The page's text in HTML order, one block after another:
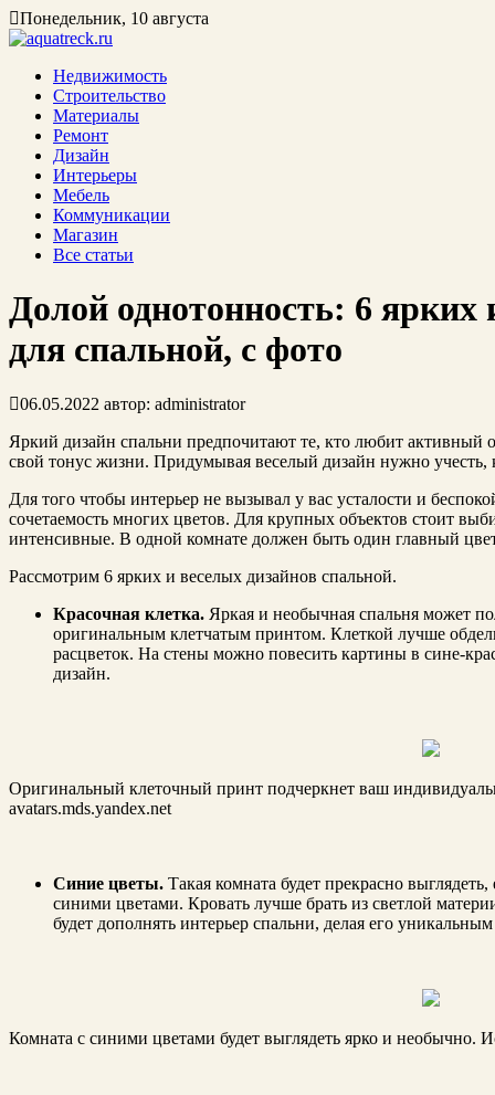
Понедельник, 10 августа
Недвижимость
Строительство
Материалы
Ремонт
Дизайн
Интерьеры
Мебель
Коммуникации
Магазин
Все статьи
Долой однотонность: 6 ярких
для спальной, с фото
06.05.2022 автор: administrator
Яркий дизайн спальни предпочитают те, кто любит активный
свой тонус жизни. Придумывая веселый дизайн нужно
Для того чтобы интерьер не вызывал у вас усталости и
сочетаемость многих цветов. Для крупных объектов стоит
интенсивные. В одной комнате должен быть один главный
Рассмотрим 6 ярких и веселых дизайнов спальной.
Красочная клетка. Яркая и необычная спальня может
оригинальным клетчатым принтом. Клеткой лучше
расцветок. На стены можно повесить картины в сине-
дизайн.
Оригинальный клеточный принт подчеркнет ваш
avatars.mds.yandex.net
Синие цветы. Такая комната будет прекрасно
синими цветами. Кровать лучше брать из светлой
будет дополнять интерьер спальни, делая его
Комната с синими цветами будет выглядеть ярко и необычно.